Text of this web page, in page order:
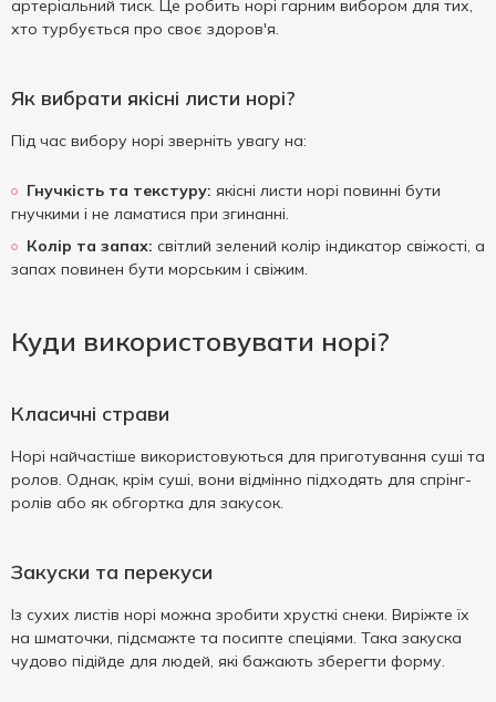
артеріальний тиск. Це робить норі гарним вибором для тих,
хто турбується про своє здоров'я.
Як вибрати якісні листи норі?
Під час вибору норі зверніть увагу на:
Гнучкість та текстуру: якісні листи норі повинні бути
гнучкими і не ламатися при згинанні.
Колір та запах: світлий зелений колір індикатор свіжості, а
запах повинен бути морським і свіжим.
Куди використовувати норі?
Класичні страви
Норі найчастіше використовуються для приготування суші та
ролов. Однак, крім суші, вони відмінно підходять для спрінг-
ролів або як обгортка для закусок.
Закуски та перекуси
Із сухих листів норі можна зробити хрусткі снеки. Виріжте їх
на шматочки, підсмажте та посипте спеціями. Така закуска
чудово підійде для людей, які бажають зберегти форму.